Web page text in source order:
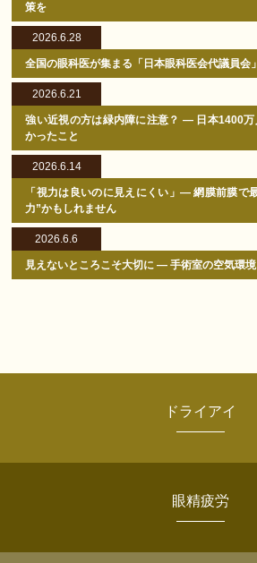
策を
2026.6.28
全国の眼科医が集まる「日本眼科医会代議員会
2026.6.21
強い近視の方は緑内障に注意？ ― 日本1400
かったこと
2026.6.14
「視力は良いのに見えにくい」― 網膜前膜で
力”かもしれません
2026.6.6
見えないところこそ大切に ― 手術室の空気環
ドライアイ
眼精疲労